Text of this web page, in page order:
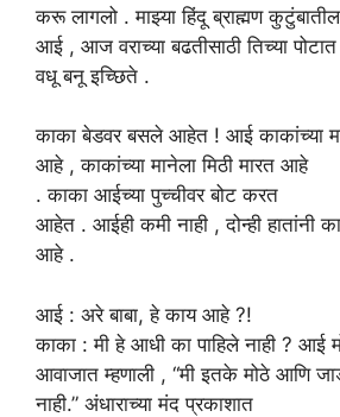
करू लागलो . माझ्या हिंदू ब्राह्मण
आई , आज वराच्या बढतीसाठी तिच्या
वधू बनू इच्छिते .
काका बेडवरबसले आहेत ! आई काकांच्या
आहे , काकांच्या मानेला मिठी मारत आहे
. काका आईच्या पुच्चीवर बोट करत
आहेत . आईही कमी नाही , दोन्ही हातांनी
आहे .
आई : अरेबाबा,हेकायआहे ?!
काका : मी हे आधीका पाहिलेनाही ? आई
आवाजात म्हणाली , “मी इतके मोठे आणि
नाही.” अंधाराच्या मंद प्रकाशात